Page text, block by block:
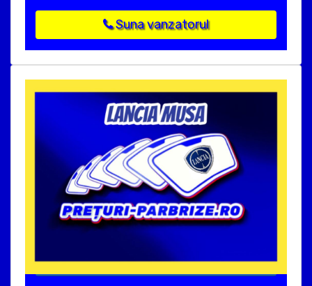
Suna vanzatorul